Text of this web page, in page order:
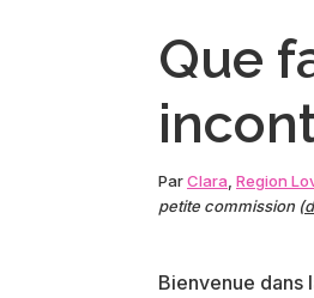
Que
ParClara Region
petite commission (
Bienvenue dans